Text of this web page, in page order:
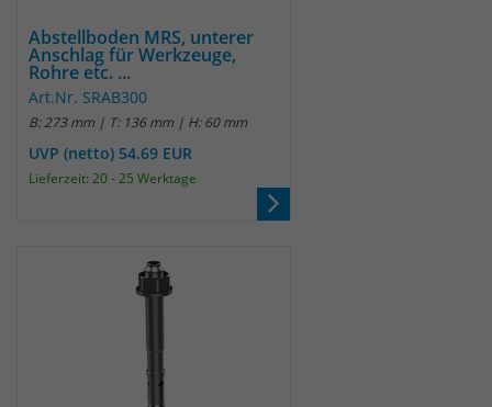
Abstellboden MRS, unterer
Anschlag für Werkzeuge,
Rohre etc. ...
Art.Nr. SRAB300
B: 273 mm | T: 136 mm | H: 60 mm
UVP (netto) 54.69 EUR
Lieferzeit: 20 - 25 Werktage
identifizieren. Die Daten werde lokal
auf unserem Server gespeichert und
unzugänglich.
_pk_ses
30 Minuten
Session Daten zu speichern